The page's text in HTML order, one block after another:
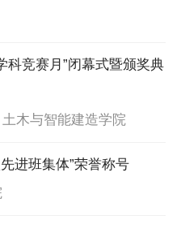
科竞赛月”闭幕式暨颁奖典
木与智能建造学院
进班集体”荣誉称号